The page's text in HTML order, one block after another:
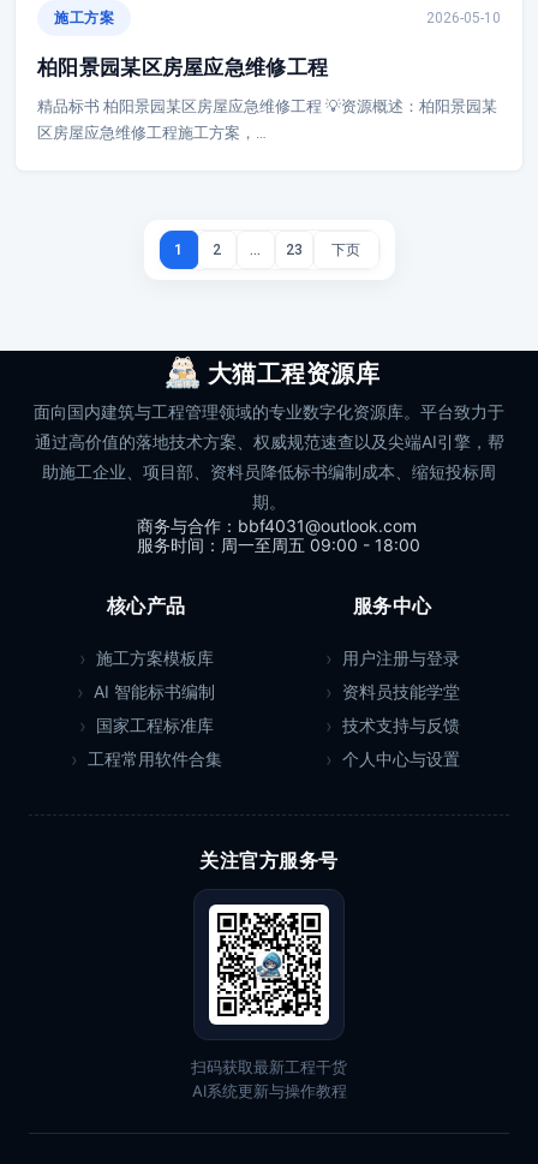
施工方案 2026-05-10
柏阳景园某区房屋应急维修工程
精品标书 柏阳景园某区房屋应急维修工程 💡资源概述：柏阳景园某
区房屋应急维修工程施工方案，…
1 2 … 23
大猫工程资源库
面向国内建筑与工程管理领域的专业数字化资源库。平台致力于
通过高价值的落地技术方案、权威规范速查以及尖端AI引擎，帮
助施工企业、项目部、资料员降低标书编制成本、缩短投标周
期。
商务与合作：bbf4031@outlook.com
服务时间：周一至周五 09:00 - 18:00
核心产品
施工方案模板库
AI 智能标书编制
国家工程标准库
工程常用软件合集
服务中心
用户注册与登录
资料员技能学堂
技术支持与反馈
个人中心与设置
关注官方服务号
扫码获取最新工程干货
AI系统更新与操作教程